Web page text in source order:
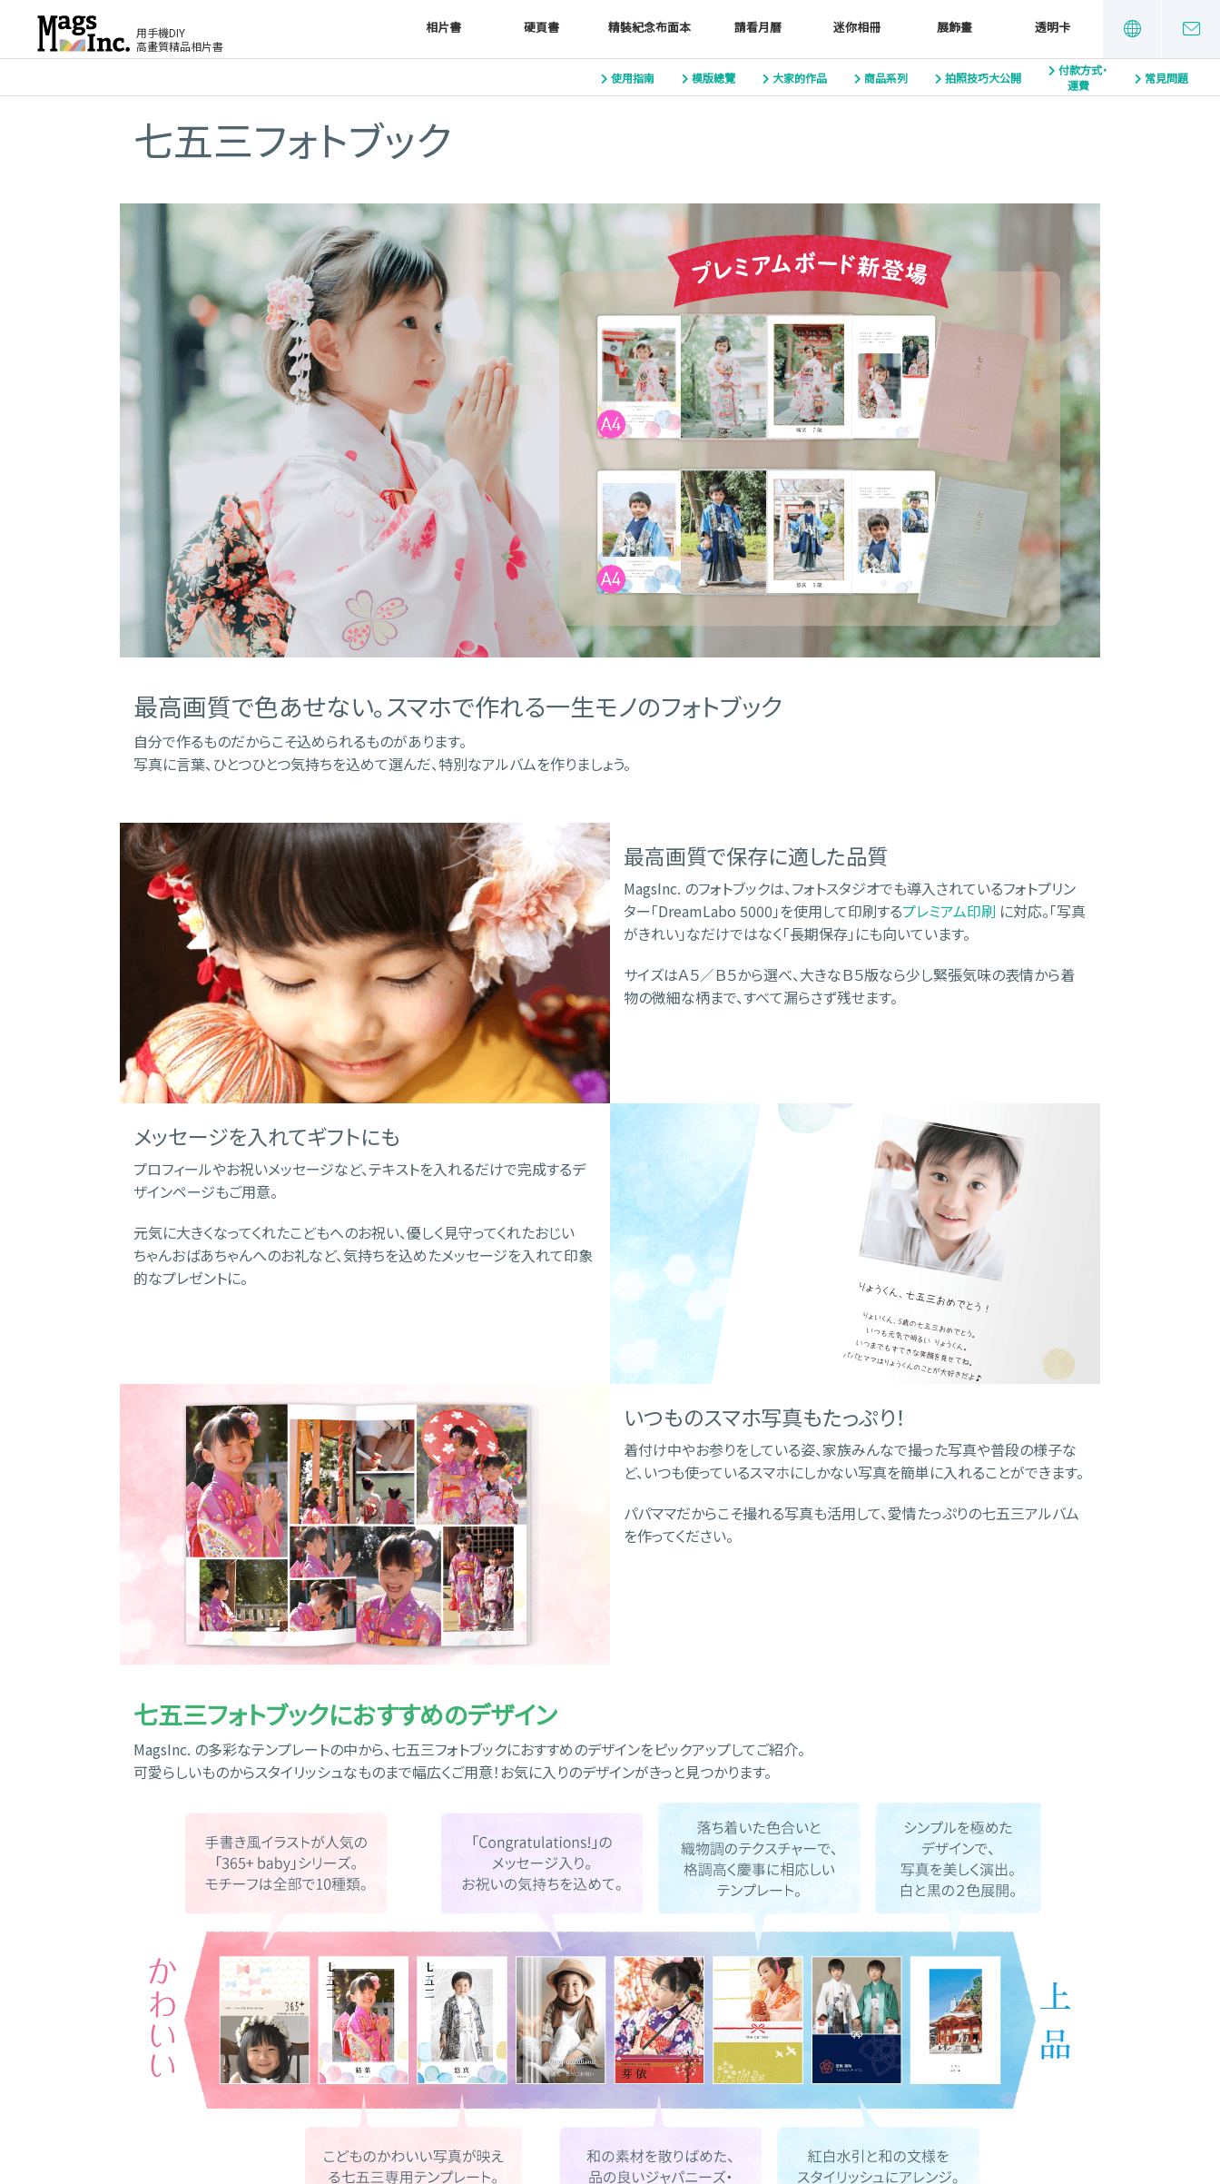
用手機DIY
高畫質精品相片書
相片書 硬頁書 精裝紀念布面本 請看月曆 迷你相冊 展飾畫 透明卡
使用指南 模版總覽 大家的作品 商品系列 拍照技巧大公開
付款方式・
運費
常見問題
七五三フォトブック
最高画質で色あせない。スマホで作れる一生モノのフォトブック
自分で作るものだからこそ込められるものがあります。
写真に言葉、ひとつひとつ気持ちを込めて選んだ、特別なアルバムを作りましょう。
最高画質で保存に適した品質
MagsInc. のフォトブックは、フォトスタジオでも導入されているフォトプリン
ター「DreamLabo 5000」を使用して印刷するプレミアム印刷 に対応。「写真
がきれい」なだけではなく「長期保存」にも向いています。
サイズはＡ５／Ｂ５から選べ、大きなＢ５版なら少し緊張気味の表情から着
物の微細な柄まで、すべて漏らさず残せます。
メッセージを入れてギフトにも
プロフィールやお祝いメッセージなど、テキストを入れるだけで完成するデ
ザインページもご用意。
元気に大きくなってくれたこどもへのお祝い、優しく見守ってくれたおじい
ちゃんおばあちゃんへのお礼など、気持ちを込めたメッセージを入れて印象
的なプレゼントに。
いつものスマホ写真もたっぷり！
着付け中やお参りをしている姿、家族みんなで撮った写真や普段の様子な
ど、いつも使っているスマホにしかない写真を簡単に入れることができます。
パパママだからこそ撮れる写真も活用して、愛情たっぷりの七五三アルバム
を作ってください。
七五三フォトブックにおすすめのデザイン
MagsInc. の多彩なテンプレートの中から、七五三フォトブックにおすすめのデザインをピックアップしてご紹介。
可愛らしいものからスタイリッシュなものまで幅広くご用意！お気に入りのデザインがきっと見つかります。